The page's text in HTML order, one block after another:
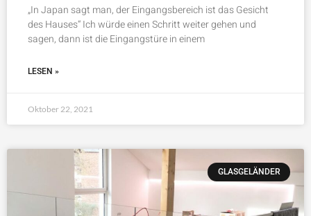
„In Japan sagt man, der Eingangsbereich ist das Gesicht
des Hauses“ Ich würde einen Schritt weiter gehen und
sagen, dann ist die Eingangstüre in einem
LESEN »
Oktober 22, 2021
GLASGELÄNDER